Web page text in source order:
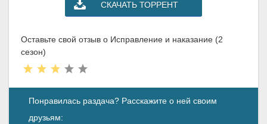
СКАЧАТЬ ТОРРЕНТ
Оставьте свой отзыв о Исправление и наказание (2
сезон)
Понравилась раздача? Расскажите о ней своим
друзьям: